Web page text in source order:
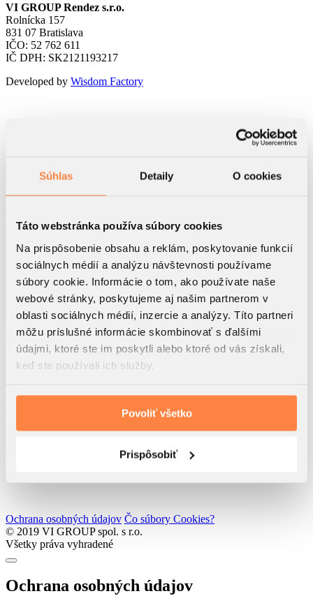
Súhlas Detaily O cookies
Táto webstránka používa súbory cookies
Na prispôsobenie obsahu a reklám, poskytovanie funkcií
sociálnych médií a analýzu návštevnosti používame
súbory cookie. Informácie o tom, ako používate naše
webové stránky, poskytujeme aj našim partnerom v
oblasti sociálnych médií, inzercie a analýzy. Títo partneri
môžu príslušné informácie skombinovať s ďalšími
údajmi, ktoré ste im poskytli alebo ktoré od vás získali,
keď ste používali ich služby.
Povoliť všetko
Prispôsobiť
VI GROUP Rendez s.r.o.
Rolnícka 157
831 07 Bratislava
IČO: 52 762 611
IČ DPH: SK2121193217
Developed by Wisdom Factory
Využitím tohto formulára beriem na vedomie, že dôjde k
spracúvaniu osobných údajov
Súhlasím so zasielaním noviniek spol. VI GROUP s.r.o.
VI GROUP Rendez s.r.o.
Ochrana osobných údajov Čo súbory Cookies?
© 2019 VI GROUP spol. s r.o.
Všetky práva vyhradené
Ochrana osobných údajov